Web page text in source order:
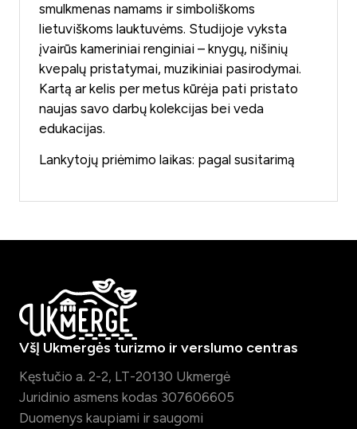
smulkmenas namams ir simboliškoms
lietuviškoms lauktuvėms. Studijoje vyksta
įvairūs kameriniai renginiai – knygų, nišinių
kvepalų pristatymai, muzikiniai pasirodymai.
Kartą ar kelis per metus kūrėja pati pristato
naujas savo darbų kolekcijas bei veda
edukacijas.
Lankytojų priėmimo laikas: pagal susitarimą
VšĮ Ukmergės turizmo ir verslumo centras
Kęstučio a. 2-2, LT-20130 Ukmergė
Juridinio asmens kodas 307606605
Duomenys kaupiami ir saugomi